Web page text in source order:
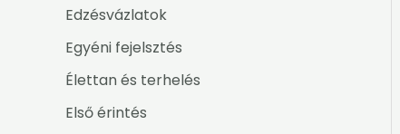
Edzésvázlatok
Egyéni fejelsztés
Élettan és terhelés
Első érintés